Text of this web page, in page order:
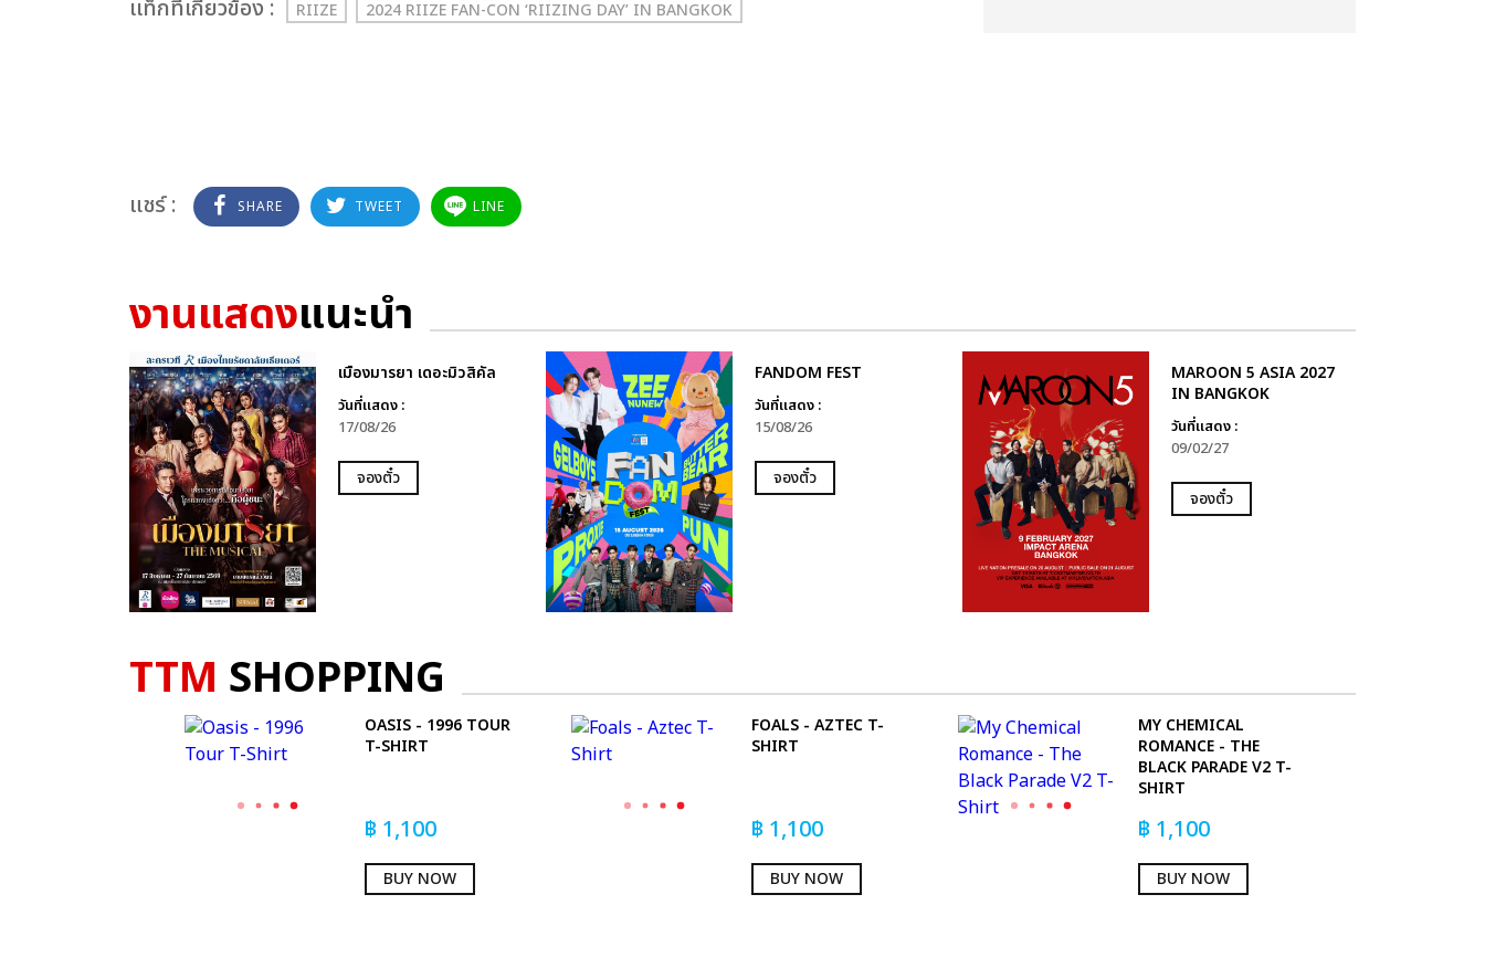
เเท็กที่เกี่ยวข้อง : RIIZE 2024 RIIZE FAN-CON ‘RIIZING DAY’ IN BANGKOK
แชร์ : SHARE TWEET LINE
งานแสดงแนะนำ
เมืองมารยา เดอะมิวสิคัล
วันที่แสดง :
17/08/26
จองตั๋ว
FANDOM FEST
วันที่แสดง :
15/08/26
จองตั๋ว
MAROON 5 ASIA 2027
IN BANGKOK
วันที่แสดง :
09/02/27
จองตั๋ว
TTM SHOPPING
OASIS - 1996 TOUR
T-SHIRT
฿ 1,100
BUY NOW
FOALS - AZTEC T-
SHIRT
฿ 1,100
BUY NOW
MY CHEMICAL
ROMANCE - THE
BLACK PARADE V2 T-
SHIRT
฿ 1,100
BUY NOW